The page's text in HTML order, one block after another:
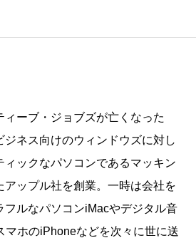
ーブ・ジョブズが亡くなった
ジネス向けのウィンドウズに対し
ィックなパソコンであるマッキン
アップル社を創業。一時は会社を
フルなパソコンiMacやデジタル音
マホのiPhoneなどを次々に世に送